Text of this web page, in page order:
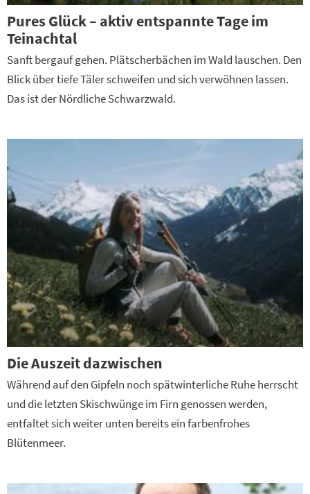
Pures Glück – aktiv entspannte Tage im
Teinachtal
Sanft bergauf gehen. Plätscherbächen im Wald lauschen. Den
Blick über tiefe Täler schweifen und sich verwöhnen lassen.
Das ist der Nördliche Schwarzwald.
Die Auszeit dazwischen
Während auf den Gipfeln noch spätwinterliche Ruhe herrscht
und die letzten Skischwünge im Firn genossen werden,
entfaltet sich weiter unten bereits ein farbenfrohes
Blütenmeer.